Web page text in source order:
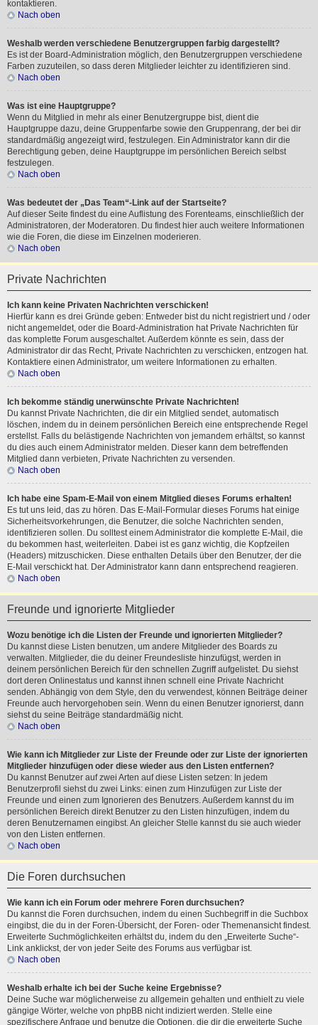
kontaktieren.
Nach oben
Weshalb werden verschiedene Benutzergruppen farbig dargestellt?
Es ist der Board-Administration möglich, den Benutzergruppen verschiedene
Farben zuzuteilen, so dass deren Mitglieder leichter zu identifizieren sind.
Nach oben
Was ist eine Hauptgruppe?
Wenn du Mitglied in mehr als einer Benutzergruppe bist, dient die
Hauptgruppe dazu, deine Gruppenfarbe sowie den Gruppenrang, der bei dir
standardmäßig angezeigt wird, festzulegen. Ein Administrator kann dir die
Berechtigung geben, deine Hauptgruppe im persönlichen Bereich selbst
festzulegen.
Nach oben
Was bedeutet der „Das Team“-Link auf der Startseite?
Auf dieser Seite findest du eine Auflistung des Forenteams, einschließlich der
Administratoren, der Moderatoren. Du findest hier auch weitere Informationen
wie die Foren, die diese im Einzelnen moderieren.
Nach oben
Private Nachrichten
Ich kann keine Privaten Nachrichten verschicken!
Hierfür kann es drei Gründe geben: Entweder bist du nicht registriert und / oder
nicht angemeldet, oder die Board-Administration hat Private Nachrichten für
das komplette Forum ausgeschaltet. Außerdem könnte es sein, dass der
Administrator dir das Recht, Private Nachrichten zu verschicken, entzogen hat.
Kontaktiere einen Administrator, um weitere Informationen zu erhalten.
Nach oben
Ich bekomme ständig unerwünschte Private Nachrichten!
Du kannst Private Nachrichten, die dir ein Mitglied sendet, automatisch
löschen, indem du in deinem persönlichen Bereich eine entsprechende Regel
erstellst. Falls du belästigende Nachrichten von jemandem erhältst, so kannst
du dies auch einem Administrator melden. Dieser kann dem betreffenden
Mitglied dann verbieten, Private Nachrichten zu versenden.
Nach oben
Ich habe eine Spam-E-Mail von einem Mitglied dieses Forums erhalten!
Es tut uns leid, das zu hören. Das E-Mail-Formular dieses Forums hat einige
Sicherheitsvorkehrungen, die Benutzer, die solche Nachrichten senden,
identifizieren sollen. Du solltest einem Administrator die komplette E-Mail, die
du bekommen hast, weiterleiten. Dabei ist es ganz wichtig, die Kopfzeilen
(Headers) mitzuschicken. Diese enthalten Details über den Benutzer, der die
E-Mail verschickt hat. Der Administrator kann dann entsprechend reagieren.
Nach oben
Freunde und ignorierte Mitglieder
Wozu benötige ich die Listen der Freunde und ignorierten Mitglieder?
Du kannst diese Listen benutzen, um andere Mitglieder des Boards zu
verwalten. Mitglieder, die du deiner Freundesliste hinzufügst, werden in
deinem persönlichen Bereich für den schnellen Zugriff aufgelistet. Du siehst
dort deren Onlinestatus und kannst ihnen schnell eine Private Nachricht
senden. Abhängig von dem Style, den du verwendest, können Beiträge deiner
Freunde auch hervorgehoben sein. Wenn du einen Benutzer ignorierst, dann
siehst du seine Beiträge standardmäßig nicht.
Nach oben
Wie kann ich Mitglieder zur Liste der Freunde oder zur Liste der ignorierten
Mitglieder hinzufügen oder diese wieder aus den Listen entfernen?
Du kannst Benutzer auf zwei Arten auf diese Listen setzen: In jedem
Benutzerprofil siehst du zwei Links: einen zum Hinzufügen zur Liste der
Freunde und einen zum Ignorieren des Benutzers. Außerdem kannst du im
persönlichen Bereich direkt Benutzer zu den Listen hinzufügen, indem du
deren Benutzernamen eingibst. An gleicher Stelle kannst du sie auch wieder
von den Listen entfernen.
Nach oben
Die Foren durchsuchen
Wie kann ich ein Forum oder mehrere Foren durchsuchen?
Du kannst die Foren durchsuchen, indem du einen Suchbegriff in die Suchbox
eingibst, die du in der Foren-Übersicht, der Foren- oder Themenansicht findest.
Erweiterte Suchmöglichkeiten erhältst du, indem du den „Erweiterte Suche“-
Link anklickst, der von jeder Seite des Forums aus verfügbar ist.
Nach oben
Weshalb erhalte ich bei der Suche keine Ergebnisse?
Deine Suche war möglicherweise zu allgemein gehalten und enthielt zu viele
gängige Wörter, welche von phpBB nicht indiziert werden. Stelle eine
spezifischere Anfrage und benutze die Optionen, die dir die erweiterte Suche